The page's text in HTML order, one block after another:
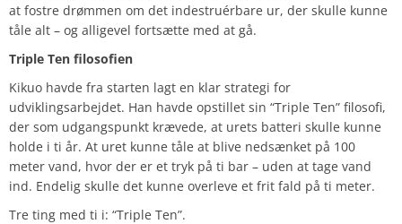
at fostre drømmen om det indestruérbare ur, der skulle kunne
tåle alt – og alligevel fortsætte med at gå.
Triple Ten filosofien
Kikuo havde fra starten lagt en klar strategi for
udviklingsarbejdet. Han havde opstillet sin “Triple Ten” filosofi,
der som udgangspunkt krævede, at urets batteri skulle kunne
holde i ti år. At uret kunne tåle at blive nedsænket på 100
meter vand, hvor der er et tryk på ti bar – uden at tage vand
ind. Endelig skulle det kunne overleve et frit fald på ti meter.
Tre ting med ti i: “Triple Ten”.